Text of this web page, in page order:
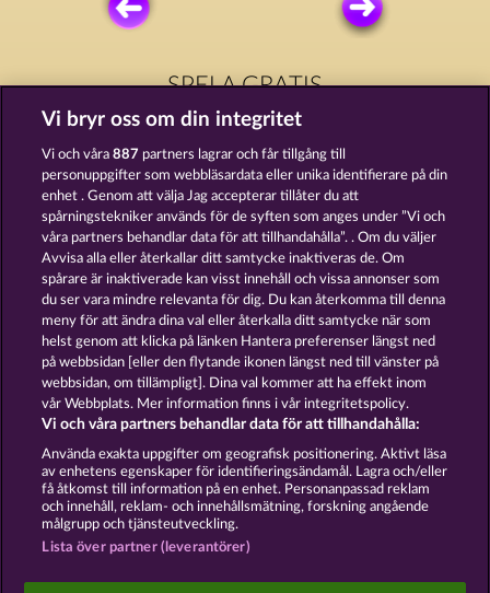
SPELA GRATIS
ROMAN LEGION XTREME MAAAX DIAMONDS
WILD RAPA NUI SUPER DUPER MOORHUHN
Användarvillkor Sekretesspolicy Avtryck
Om Företaget
Skicka in en begäran om att ångra köpet
Vi bryr oss om din integritet
Vi och våra887 partners lagrar och får tillgång till
personuppgifter som webbläsardata eller unika identifierare på din
enhet . Genom att välja Jag accepterar tillåter du att
spårningstekniker används för de syften som anges under ”Vi och
våra partners behandlar data för att tillhandahålla”. . Om du väljer
Avvisa alla eller återkallar ditt samtycke inaktiveras de. Om
spårare är inaktiverade kan visst innehåll och vissa annonser som
du ser vara mindre relevanta för dig. Du kan återkomma till denna
meny för att ändra dina val eller återkalla ditt samtycke när som
helst genom att klicka på länken Hantera preferenser längst ned
på webbsidan [eller den flytande ikonen längst ned till vänster på
webbsidan, om tillämpligt]. Dina val kommer att ha effekt inom
vår Webbplats. Mer information finns i vår integritetspolicy.
Vi och våra partners behandlar data för att tillhandahålla:
Använda exakta uppgifter om geografisk positionering. Aktivt läsa
av enhetens egenskaper för identifieringsändamål. Lagra och/eller
få åtkomst till information på en enhet. Personanpassad reklam
och innehåll, reklam- och innehållsmätning, forskning angående
målgrupp och tjänsteutveckling.
Lista över partner (leverantörer)